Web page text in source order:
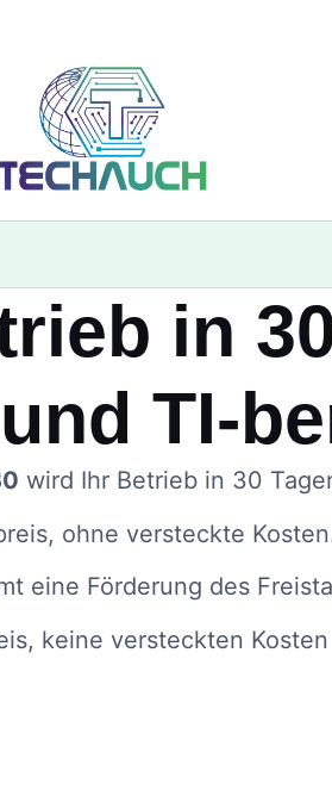
in
TI-
wird Ihr Betrieb in 30
ohne versteckte
eine Förderung des
keine versteckten Kosten